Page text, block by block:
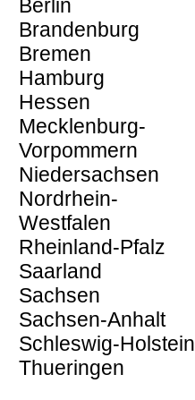
Berlin
Brandenburg
Bremen
Hamburg
Hessen
Mecklenburg-
Vorpommern
Niedersachsen
Nordrhein-
Westfalen
Rheinland-Pfalz
Saarland
Sachsen
Sachsen-Anhalt
Schleswig-Holstein
Thueringen